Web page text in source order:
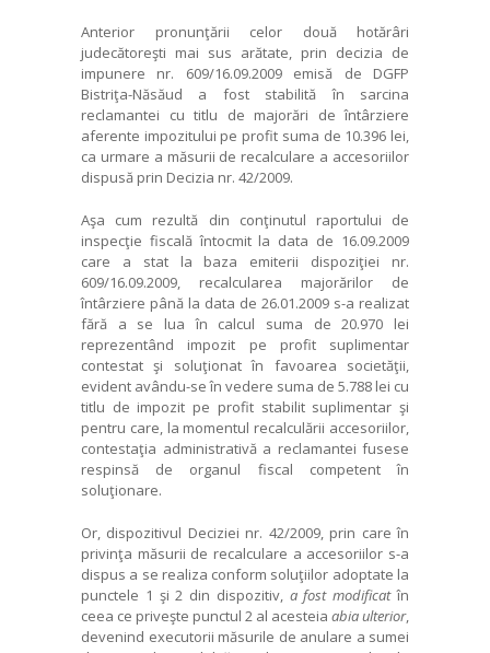
Anterior pronunţării celor două hotărâri
judecătoreşti mai sus arătate, prin decizia de
impunere nr. 609/16.09.2009 emisă de DGFP
Bistriţa-Năsăud a fost stabilită în sarcina
reclamantei cu titlu de majorări de întârziere
aferente impozitului pe profit suma de 10.396 lei,
ca urmare a măsurii de recalculare a accesoriilor
dispusă prin Decizia nr. 42/2009.
Aşa cum rezultă din conţinutul raportului de
inspecţie fiscală întocmit la data de 16.09.2009
care a stat la baza emiterii dispoziţiei nr.
609/16.09.2009, recalcularea majorărilor de
întârziere până la data de 26.01.2009 s-a realizat
fără a se lua în calcul suma de 20.970 lei
reprezentând impozit pe profit suplimentar
contestat şi soluţionat în favoarea societăţii,
evident avându-se în vedere suma de 5.788 lei cu
titlu de impozit pe profit stabilit suplimentar şi
pentru care, la momentul recalculării accesoriilor,
contestaţia administrativă a reclamantei fusese
respinsă de organul fiscal competent în
soluţionare.
Or, dispozitivul Deciziei nr. 42/2009, prin care în
privinţa măsurii de recalculare a accesoriilor s-a
dispus a se realiza conform soluţiilor adoptate la
punctele 1 şi 2 din dispozitiv, a fost modificatîn
ceea ce priveşte punctul 2 al acesteia abia ulterior,
devenind executorii măsurile de anulare a sumei